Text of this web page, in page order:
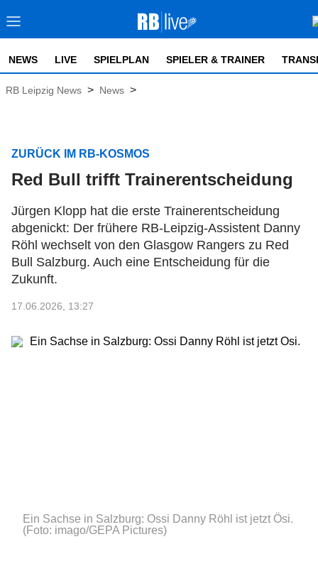
NEWS LIVE SPIELPLAN SPIELER & TRAINER
RB Leipzig News > News >
ZURÜCK IM RB-KOSMOS
Red Bull trifft Trainerentscheidung
Jürgen Klopp hat die erste Trainerentscheidung
abgenickt: Der frühere RB-Leipzig-Assistent Danny
Röhl wechselt von den Glasgow Rangers zu Red
Bull Salzburg. Auch eine Entscheidung für die
Zukunft.
17.06.2026, 13:27
Ein Sachse in Salzburg: Ossi Danny Röhl ist jetzt Ösi.
(Foto: imago/GEPA Pictures)